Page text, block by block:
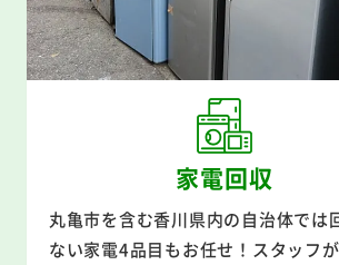
家電回収
丸亀市を含む香川県内の自治体では
ない家電4品目もお任せ！スタッフ